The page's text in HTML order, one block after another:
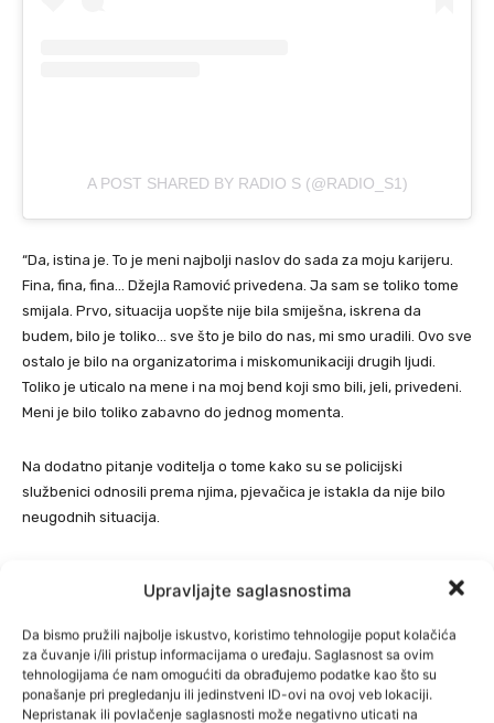
Upravljajte saglasnostima
Da bismo pružili najbolje iskustvo, koristimo tehnologije poput kolačića
za čuvanje i/ili pristup informacijama o uređaju. Saglasnost sa ovim
tehnologijama će nam omogućiti da obrađujemo podatke kao što su
ponašanje pri pregledanju ili jedinstveni ID-ovi na ovoj veb lokaciji.
Nepristanak ili povlačenje saglasnosti može negativno uticati na
A POST SHARED BY RADIO S (@RADIO_S1)
“Da, istina je. To je meni najbolji naslov do sada za moju karijeru.
Fina, fina, fina… Džejla Ramović privedena. Ja sam se toliko tome
smijala. Prvo, situacija uopšte nije bila smiješna, iskrena da
budem, bilo je toliko… sve što je bilo do nas, mi smo uradili. Ovo sve
ostalo je bilo na organizatorima i miskomunikaciji drugih ljudi.
Toliko je uticalo na mene i na moj bend koji smo bili, jeli, privedeni.
Meni je bilo toliko zabavno do jednog momenta.
Na dodatno pitanje voditelja o tome kako su se policijski
službenici odnosili prema njima, pjevačica je istakla da nije bilo
neugodnih situacija.
nama u jednom trenutku, tamo do nekog momenta, bilo smiješno,
ali stvarno nije bilo smiješno. Pritom, mi nismo ništa uradili”, rekla
je Ramović.